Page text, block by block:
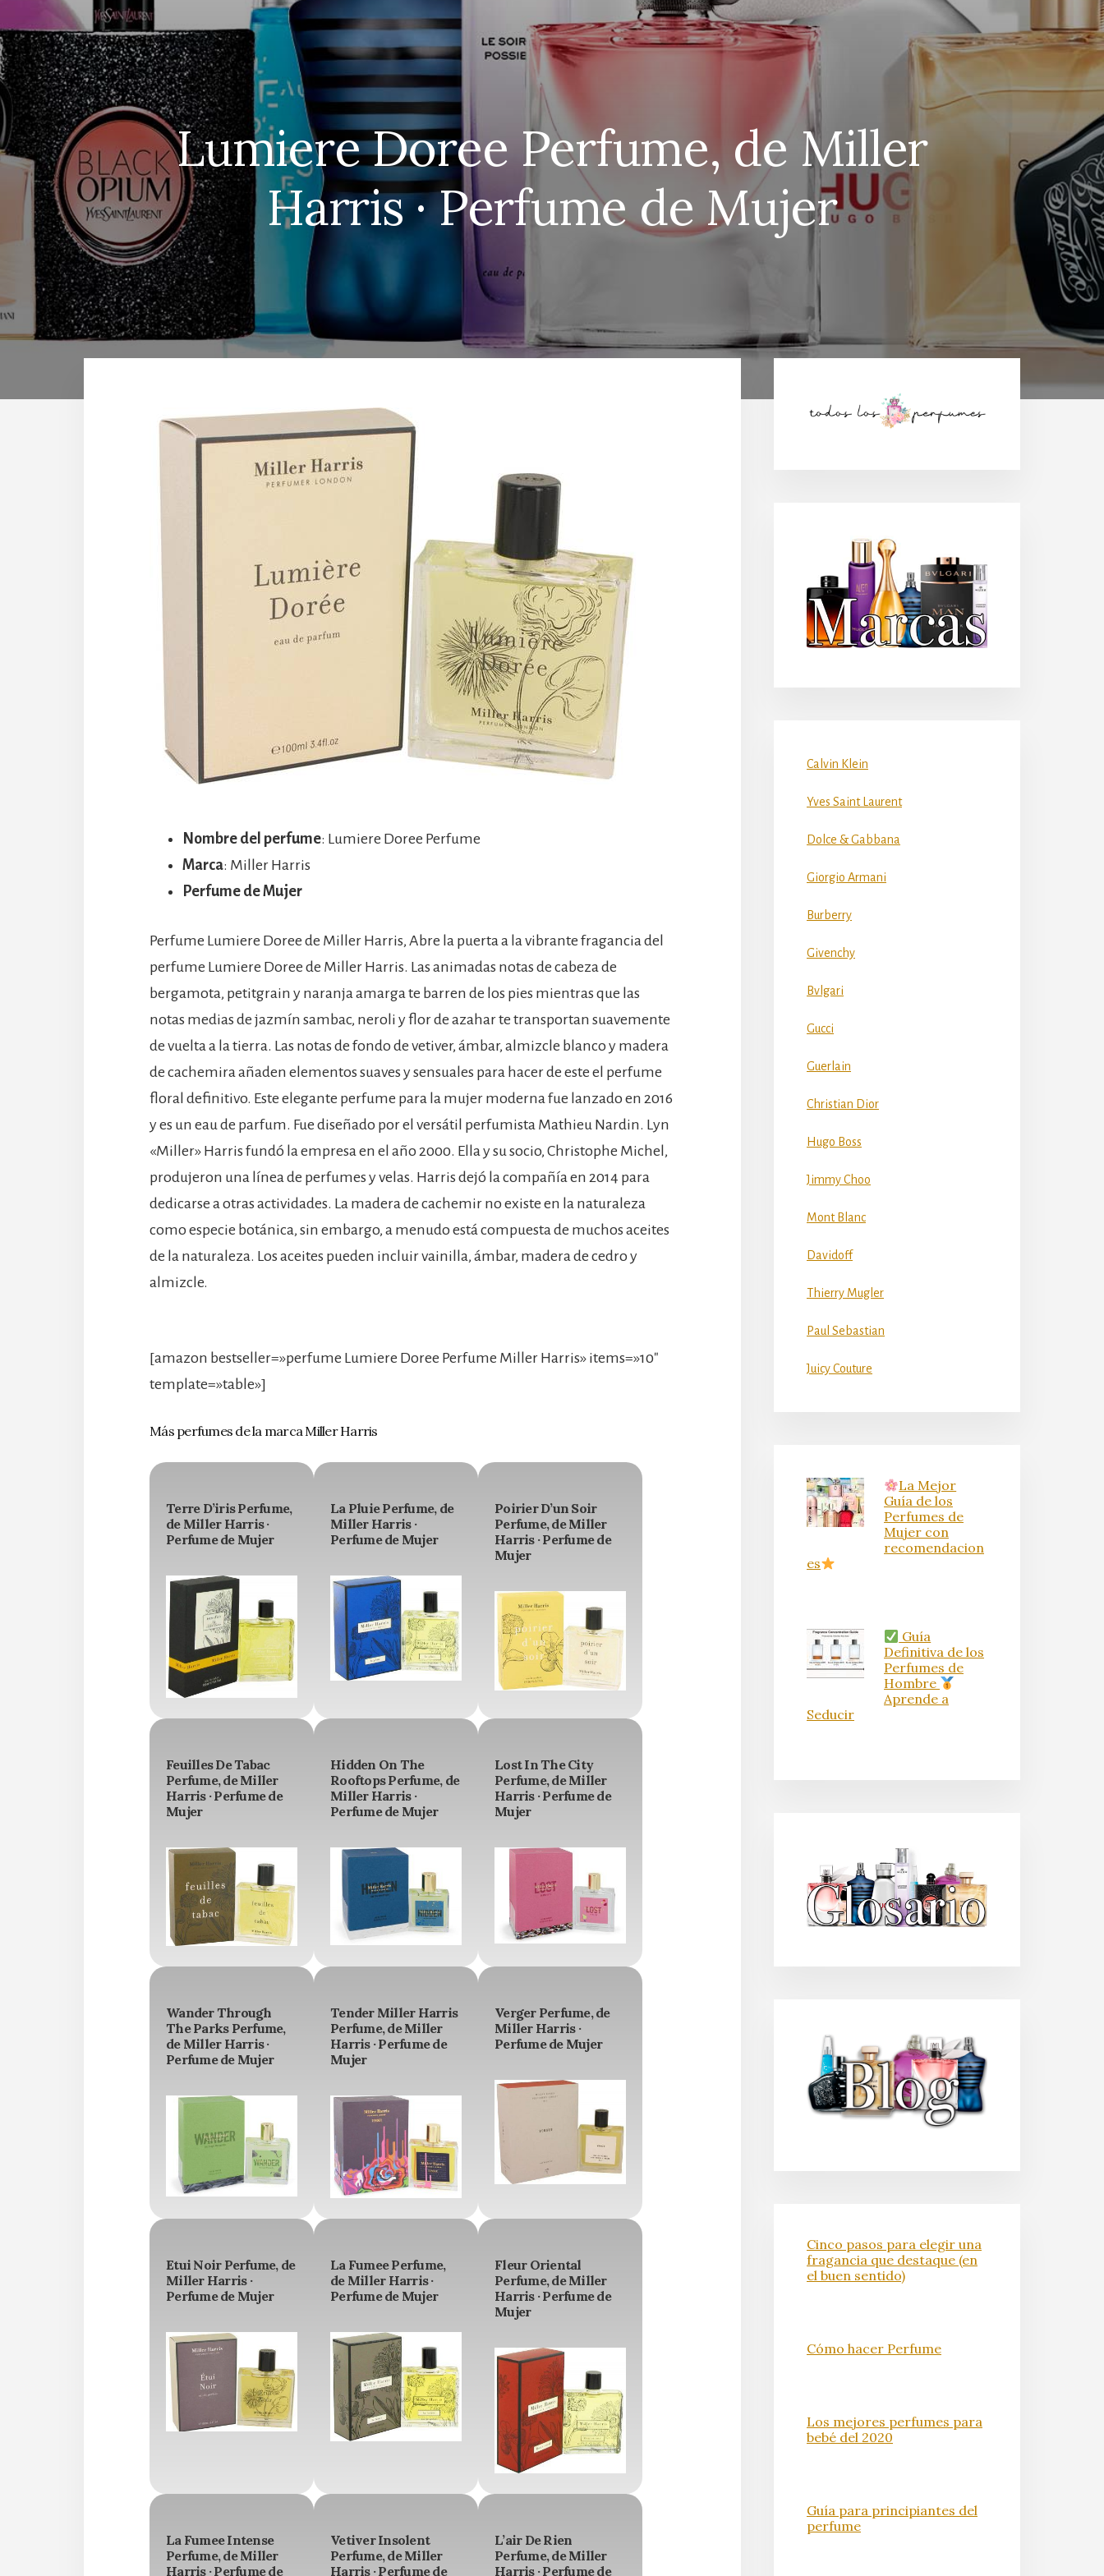
Lumiere Doree Perfume, de Miller
Harris · Perfume de Mujer
Nombre del perfume: Lumiere Doree Perfume
Marca: Miller Harris
Perfume de Mujer
Perfume Lumiere Doree de Miller Harris, Abre la puerta a la vibrante fragancia del
perfume Lumiere Doree de Miller Harris. Las animadas notas de cabeza de
bergamota, petitgrain y naranja amarga te barren de los pies mientras que las
notas medias de jazmín sambac, neroli y flor de azahar te transportan suavemente
de vuelta a la tierra. Las notas de fondo de vetiver, ámbar, almizcle blanco y madera
de cachemira añaden elementos suaves y sensuales para hacer de este el perfume
floral definitivo. Este elegante perfume para la mujer moderna fue lanzado en 2016
y es un eau de parfum. Fue diseñado por el versátil perfumista Mathieu Nardin. Lyn
«Miller» Harris fundó la empresa en el año 2000. Ella y su socio, Christophe Michel,
produjeron una línea de perfumes y velas. Harris dejó la compañía en 2014 para
dedicarse a otras actividades. La madera de cachemir no existe en la naturaleza
como especie botánica, sin embargo, a menudo está compuesta de muchos aceites
de la naturaleza. Los aceites pueden incluir vainilla, ámbar, madera de cedro y
almizcle.
[amazon bestseller=»perfume Lumiere Doree Perfume Miller Harris» items=»10″
template=»table»]
Más perfumes de la marca Miller Harris
Terre D’iris Perfume,
de Miller Harris ·
Perfume de Mujer
La Pluie Perfume, de
Miller Harris ·
Perfume de Mujer
Poirier D’un Soir
Perfume, de Miller
Harris · Perfume de
Mujer
Feuilles De Tabac
Perfume, de Miller
Harris · Perfume de
Mujer
Hidden On The
Rooftops Perfume, de
Miller Harris ·
Perfume de Mujer
Lost In The City
Perfume, de Miller
Harris · Perfume de
Mujer
Wander Through
The Parks Perfume,
de Miller Harris ·
Perfume de Mujer
Tender Miller Harris
Perfume, de Miller
Harris · Perfume de
Mujer
Verger Perfume, de
Miller Harris ·
Perfume de Mujer
Etui Noir Perfume, de
Miller Harris ·
Perfume de Mujer
La Fumee Perfume,
de Miller Harris ·
Perfume de Mujer
Fleur Oriental
Perfume, de Miller
Harris · Perfume de
Mujer
La Fumee Intense
Perfume, de Miller
Harris · Perfume de
Vetiver Insolent
Perfume, de Miller
Harris · Perfume de
L’air De Rien
Perfume, de Miller
Harris · Perfume de
lateral
Calvin Klein
Yves Saint Laurent
Dolce & Gabbana
Giorgio Armani
Burberry
Givenchy
Bvlgari
Gucci
Guerlain
Christian Dior
Hugo Boss
Jimmy Choo
Mont Blanc
Davidoff
Thierry Mugler
Paul Sebastian
Juicy Couture
La Mejor
Guía de los
Perfumes de
Mujer con
recomendacion
es
Guía
Definitiva de los
Perfumes de
Hombre
Aprende a
Seducir
Cinco pasos para elegir una
fragancia que destaque (en
el buen sentido)
Cómo hacer Perfume
Los mejores perfumes para
bebé del 2020
Guía para principiantes del
perfume